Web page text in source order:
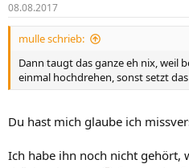
08.08.2017
mulle schrieb:
Dann taugt das ganze eh nix, weil
einmal hochdrehen, sonst setzt
Du hast mich glaube ich
Ich habe ihn noch nicht gehört,